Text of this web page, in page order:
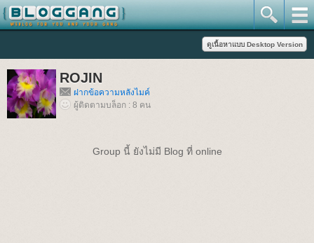
ROJIN
ฝากข้อความหลังไมค์
ผู้ติดตามบล็อก : 8 คน
Group นี้ ยังไม่มี Blog ที่ online